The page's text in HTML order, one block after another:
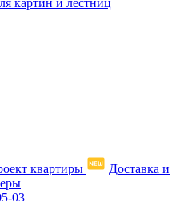
картин и лестниц
квартиры
Доставка и
03